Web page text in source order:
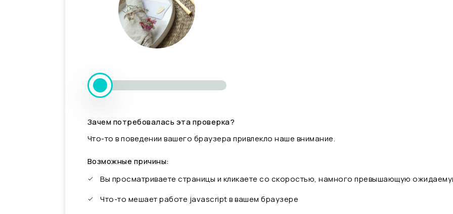
Зачем потребовалась эта проверка?
Что-то в поведении вашего браузера привлекло наше внимание.
Возможные причины:
Вы просматриваете страницы и кликаете со скоростью, намного превышающую
Что-то мешает работе javascript в вашем браузере